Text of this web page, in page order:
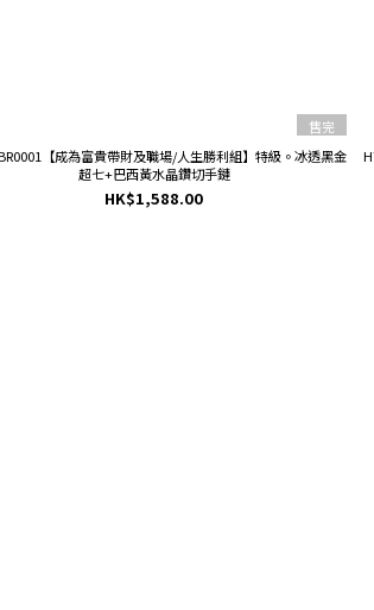
售完
【成為富貴帶財及職場/人生勝利組】特級。冰透黑金
超七+巴西黃水晶鑽切手鏈
HK$1,588.00